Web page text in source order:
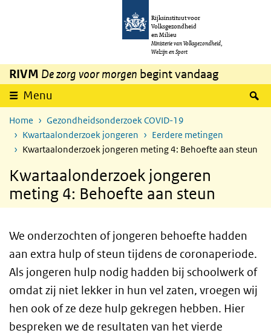
Overslaan en naar de inhoud gaan
Rijksinstituut voor
Volksgezondheid
en Milieu
Ministerie van Volksgezondheid,
Welzijn en Sport
RIVM De zorg voor morgen begint vandaag
Menu
Home
Gezondheidsonderzoek COVID-19
Kwartaalonderzoek jongeren
Eerdere metingen
Kwartaalonderzoek jongeren meting 4: Behoefte aan steun
Kwartaalonderzoek jongeren
meting 4: Behoefte aan steun
We onderzochten of jongeren behoefte hadden
aan extra hulp of steun tijdens de coronaperiode.
Als jongeren hulp nodig hadden bij schoolwerk of
omdat zij niet lekker in hun vel zaten, vroegen wij
hen ook of ze deze hulp gekregen hebben. Hier
bespreken we de resultaten van het vierde